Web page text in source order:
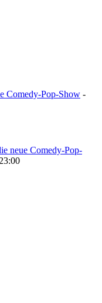
Comedy-Pop-Show -
neue Comedy-Pop-